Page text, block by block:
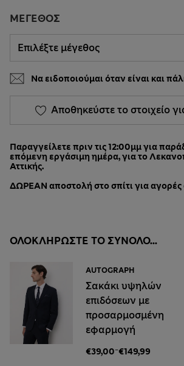
ΜΈΓΕΘΟΣ
Να ειδοποιούμαι όταν είναι και
Αποθηκεύστε το στοιχείο
Παραγγείλετε πριν τις 12:00μμ για
επόμενη εργάσιμη ημέρα, για το
Αττικής.
ΔΩΡΕΑΝ αποστολή στο σπίτι για
ΟΛΟΚΛΗΡΏΣΤΕ ΤΟ ΣΎΝΟΛΟ...
AUTOGRAPH
Σακάκι υψηλών
επιδόσεων με
προσαρμοσμένη
εφαρμογή
€39,00-€149,99